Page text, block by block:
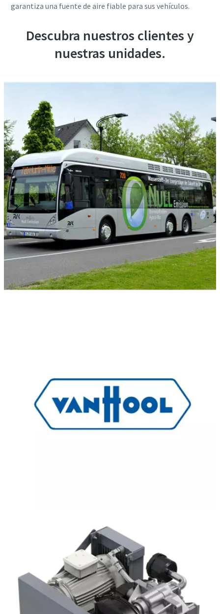
de alimentación y bebidas
El sabor, la calidad y la seguridad son la constante en la
industria de alimentación y bebidas, pero hay un
ingrediente fundamental que no se tiene en cuenta: el aire
comprimido. En este libro electrónico nos centraremos en
las soluciones de aire comprimido y nitrógeno para la
industria de alimentación y bebidas.
Descargar aquí
garantiza una fuente de aire fiable para sus vehículos.
Descubra nuestros clientes y
nuestras unidades.